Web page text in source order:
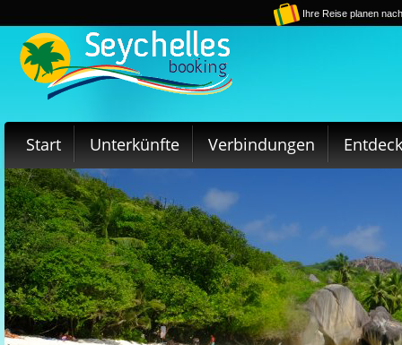
Ihre Reise planen
Start Unterkünfte Verbindungen